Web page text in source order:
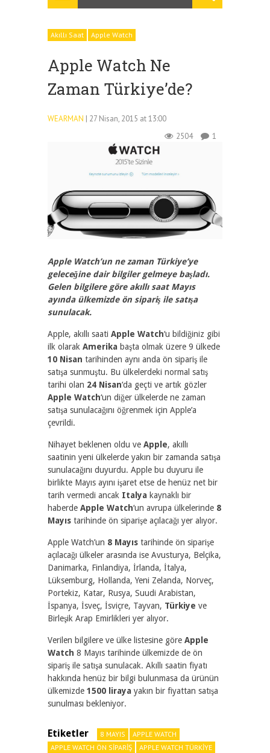
Akıllı Saat Apple Watch
Apple Watch Ne
Zaman Türkiye’de?
WEARMAN | 27 Nisan, 2015 at 13:00
2504
1
Apple Watch’un ne zaman Türkiye’ye
geleceğine dair bilgiler gelmeye başladı.
Gelen bilgilere göre akıllı saat Mayıs
ayında ülkemizde ön sipariş ile satışa
sunulacak.
Apple, akıllı saati Apple Watch‘u bildiğiniz gibi
ilk olarak Amerika başta olmak üzere 9 ülkede
10 Nisan tarihinden aynı anda ön sipariş ile
satışa sunmuştu. Bu ülkelerdeki normal satış
tarihi olan 24 Nisan‘da geçti ve artık gözler
Apple Watch‘un diğer ülkelerde ne zaman
satışa sunulacağını öğrenmek için Apple’a
çevrildi.
Nihayet beklenen oldu ve Apple, akıllı
saatinin yeni ülkelerde yakın bir zamanda satışa
sunulacağını duyurdu. Apple bu duyuru ile
birlikte Mayıs ayını işaret etse de henüz net bir
tarih vermedi ancak Italya kaynaklı bir
haberde Apple Watch‘un avrupa ülkelerinde 8
Mayıs tarihinde ön siparişe açılacağı yer alıyor.
Apple Watch’un 8 Mayıs tarihinde ön siparişe
açılacağı ülkeler arasında ise Avusturya, Belçika,
Danimarka, Finlandiya, İrlanda, İtalya,
Lüksemburg, Hollanda, Yeni Zelanda, Norveç,
Portekiz, Katar, Rusya, Suudi Arabistan,
İspanya, İsveç, İsviçre, Tayvan, Türkiye ve
Birleşik Arap Emirlikleri yer alıyor.
Verilen bilgilere ve ülke listesine göre Apple
Watch 8 Mayıs tarihinde ülkemizde de ön
sipariş ile satışa sunulacak. Akıllı saatin fiyatı
hakkında henüz bir bilgi bulunmasa da ürünün
ülkemizde 1500 liraya yakın bir fiyattan satışa
sunulması bekleniyor.
Etiketler 8 MAYIS
APPLE WATCH
APPLE WATCH ÖN SIPARIŞ
APPLE WATCH TÜRKIYE